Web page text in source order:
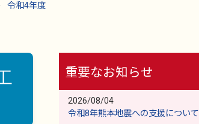
令和4年度
重要なお知らせ
2026/08/04
令和8年熊本地震への支援について